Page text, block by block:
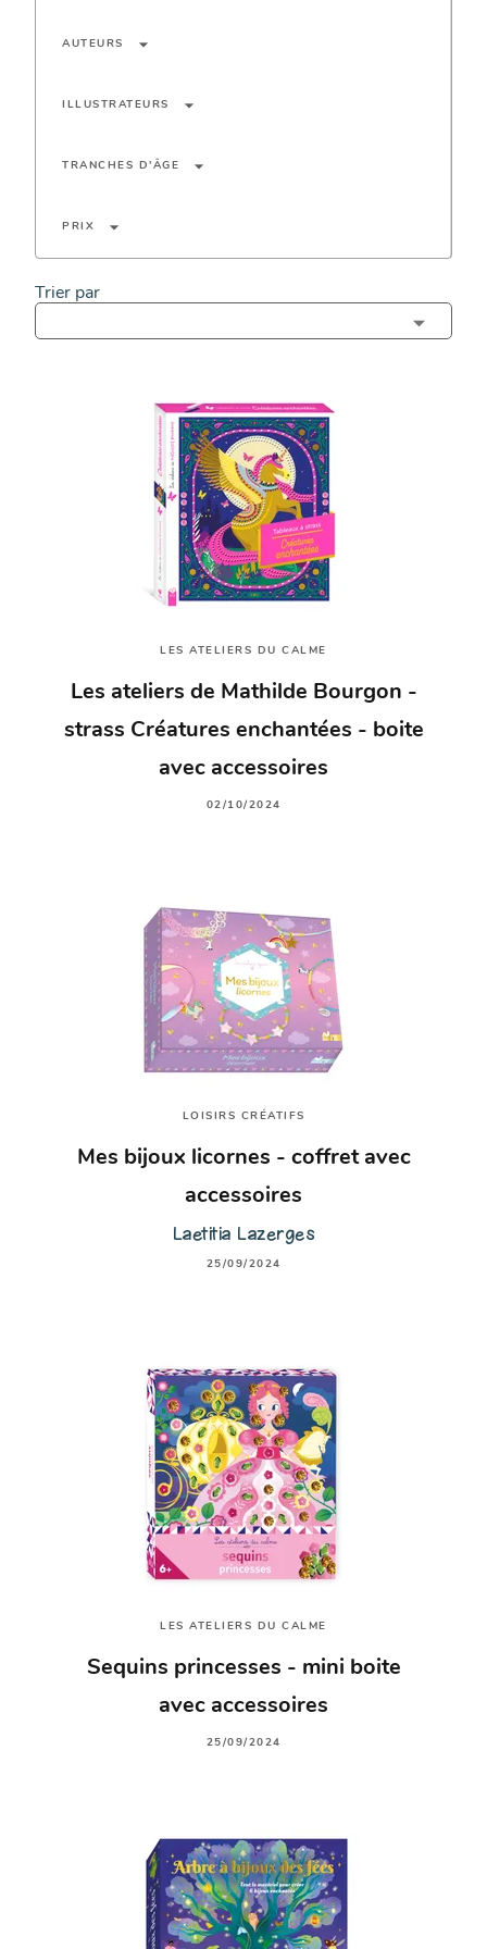
AUTEURS arrow_drop_down
ILLUSTRATEURS arrow_drop_down
TRANCHES D'ÂGE arrow_drop_down
PRIX arrow_drop_down
Trier par
LES ATELIERS DU CALME
Les ateliers de Mathilde Bourgon -
strass Créatures enchantées - boite
avec accessoires
02/10/2024
LOISIRS CRÉATIFS
Mes bijoux licornes - coffret avec
accessoires
Laetitia Lazerges
25/09/2024
LES ATELIERS DU CALME
Sequins princesses - mini boite
avec accessoires
25/09/2024